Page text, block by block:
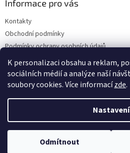
K personalizaci obsahu a reklam,
sociálních médií a analýze naší
soubory cookies. Více informacízde.
Nastavení
Odmítnout
Informace pro vás
Kontakty
Obchodní podmínky
Podmínky ochrany osobních údajů
Dodací a platební podmínky
Copyright 2026drogerie-vanura.cz.
Upravit nastavení